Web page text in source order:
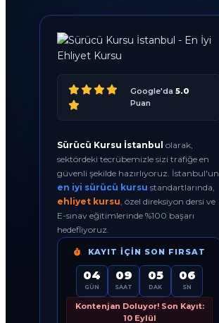
Google'da5.0
Puan
Sürücü Kursu İstanbul olarak,
sektördeki tecrübemizle sizi trafiğe en
güvenli şekilde hazırlıyoruz. İstanbul'un
en iyi sürücü kursu standartlarında,
ehliyet kursu , özel direksiyon dersi ve
E-sınav eğitimlerinde %100 başarı
hedefliyoruz.
KAYIT İÇIN SON FIRSAT
04
GÜN
09
SAAT
05
DAK
05
SN
Kontenjan Doluyor! Son Kayıt:
10 Eylül